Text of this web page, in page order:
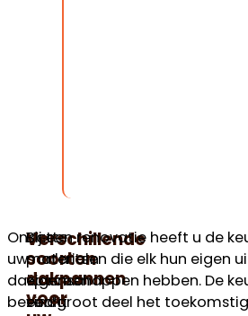
Onder
uw
dakpannen
bevindt
Natte
panlatten
worden
zacht
Verschillende
soorten
dakpannen
voor
Bij een renovatie heeft u de
materialen die elk hun eigen
eigenschappen hebben. De
een groot deel het